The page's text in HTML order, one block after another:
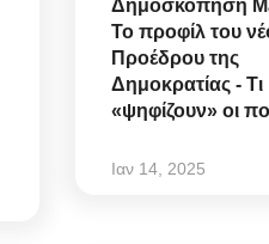
Δημοσκόπηση
Το προφίλ του
Προέδρου της
Δημοκρατίας - Τι
«ψηφίζουν» οι
Ιαν 14, 2025